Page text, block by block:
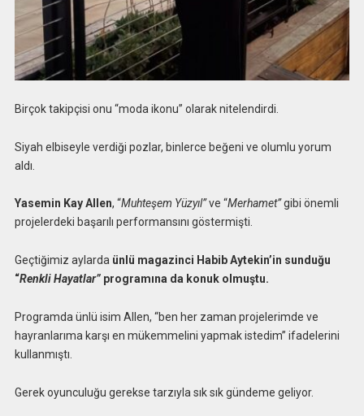
Birçok takipçisi onu “moda ikonu” olarak nitelendirdi.
Siyah elbiseyle verdiği pozlar, binlerce beğeni ve olumlu yorum
aldı.
Yasemin KayAllen, “Muhteşem Yüzyıl”ve “Merhamet”gibi önemli
projelerdeki başarılı performansını göstermişti.
Geçtiğimiz aylarda ünlü magazinci Habib Aytekin’in sunduğu
“Renkli Hayatlar”programına da konuk olmuştu.
Programda ünlü isim Allen, “ben her zaman projelerimde ve
hayranlarıma karşı en mükemmelini yapmak istedim” ifadelerini
kullanmıştı.
Gerek oyunculuğu gerekse tarzıyla sık sık gündeme geliyor.